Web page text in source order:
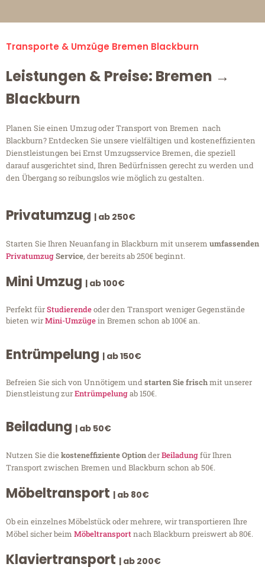
Transporte & Umzüge Bremen Blackburn
Leistungen & Preise: Bremen →
Blackburn
Planen Sie einen Umzug oder Transport von Bremen nach
Blackburn? Entdecken Sie unsere vielfältigen und kosteneffizienten
Dienstleistungen bei Ernst Umzugsservice Bremen, die speziell
darauf ausgerichtet sind, Ihren Bedürfnissen gerecht zu werden und
den Übergang so reibungslos wie möglich zu gestalten.
Privatumzug | ab 250€
Starten Sie Ihren Neuanfang in Blackburn mit unserem umfassenden
PrivatumzugService, der bereits ab 250€ beginnt.
Mini Umzug | ab 100€
Perfekt fürStudierendeoder den Transport weniger Gegenstände
bieten wirMini-Umzügein Bremen schon ab 100€ an.
Entrümpelung | ab 150€
Befreien Sie sich von Unnötigem undstarten Sie frischmit unserer
Dienstleistung zurEntrümpelungab 150€.
Beiladung | ab 50€
Nutzen Sie diekosteneffiziente OptionderBeiladungfür Ihren
Transport zwischen Bremen und Blackburn schon ab 50€.
Möbeltransport | ab 80€
Ob ein einzelnes Möbelstück oder mehrere, wir transportieren Ihre
Möbel sicher beim Möbeltransportnach Blackburn preiswert ab 80€.
Klaviertransport | ab 200€